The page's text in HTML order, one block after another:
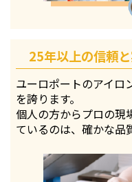
25年以上の信頼
ユーロポートのアイロ
を誇ります。
個人の方からプロの現
ているのは、確かな品